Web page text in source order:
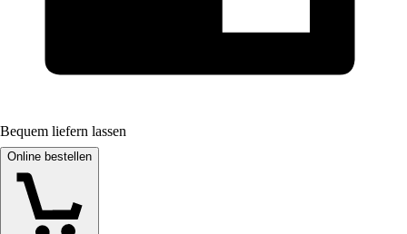
Bequem liefern lassen
Online bestellen